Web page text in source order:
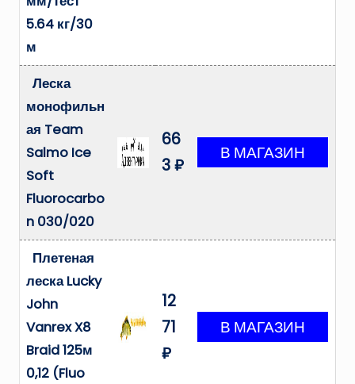
5.64 кг/30
м
Леска
монофильн
ая Team
Salmo Ice
Soft
Fluorocarbo
n 030/020
66
3 ₽
Плетеная
леска Lucky
John
Vanrex X8
Braid 125м
0,12 (Fluo
12
71
₽